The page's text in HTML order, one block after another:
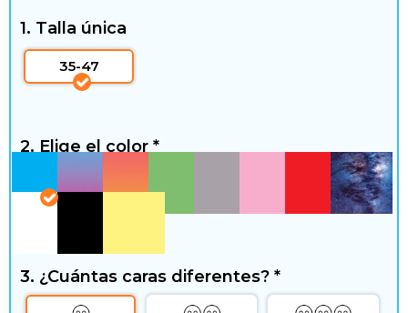
H
g
a
y
t
1. Talla única
35-47
2. Elige el color *
3. ¿Cuántas caras diferentes? *